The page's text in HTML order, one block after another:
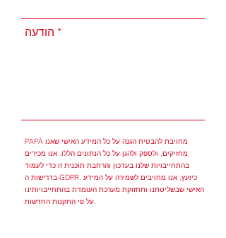
הודעה
PAPÀ מחויבת להבטיח הגנה על כל המידע האישי שאנו
מחזיקים, ולספק ולהגן על כל הנתונים הללו. אנו מכירים
בהתחייבויות שלנו בעדכון והרחבת תוכנית זו כדי לעמוד
בדרישות ה-GDPR. כיועץ, אנו מחויבים לשמירה על המידע
האישי שבשליטתנו ותחזוקת מערכת העומדת בהתחייבויותינו
על פי התקנות החדשות.